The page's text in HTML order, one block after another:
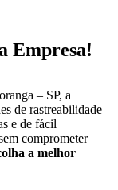
excepcional,
quesito são
“
Ministério da
melhores que
tanto para o
É
e bem seguro.
avaliação aqui
no manuseio,
carga. ”
- SP da Seal
de carga,
insumos e
processos de
nossos clientes."
Empresa!
– SP, a
de rastreabilidade
e de fácil
comprometer
a melhor